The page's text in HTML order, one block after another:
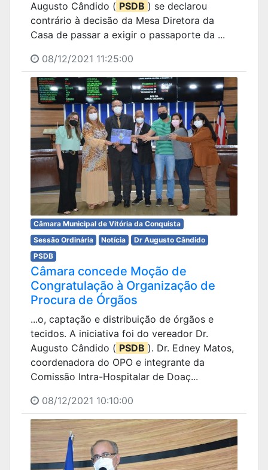
Augusto Cândido ( PSDB ) se declarou
contrário à decisão da Mesa Diretora da
Casa de passar a exigir o passaporte da ...
08/12/2021 11:25:00
Câmara Municipal de Vitória da Conquista
Sessão Ordinária
Notícia
Dr Augusto Cândido
PSDB
Câmara concede Moção de
Congratulação à Organização de
Procura de Órgãos
...o, captação e distribuição de órgãos e
tecidos. A iniciativa foi do vereador Dr.
Augusto Cândido ( PSDB ). Dr. Edney Matos,
coordenadora do OPO e integrante da
Comissão Intra-Hospitalar de Doaç...
08/12/2021 10:10:00